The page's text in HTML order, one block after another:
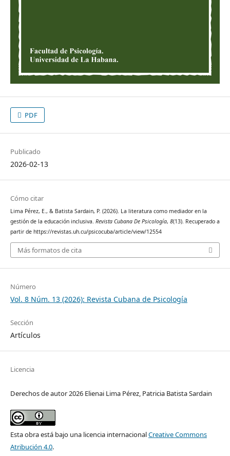
PDF
Publicado
2026-02-13
Cómo citar
Lima Pérez, E., & Batista Sardain, P. (2026). La literatura como mediador en la
gestión de la educación inclusiva. Revista Cubana De Psicología, 8(13). Recuperado a
partir de https://revistas.uh.cu/psicocuba/article/view/12554
Más formatos de cita
Número
Vol. 8 Núm. 13 (2026): Revista Cubana de Psicología
Sección
Artículos
Licencia
Derechos de autor 2026 Elienai Lima Pérez, Patricia Batista Sardain
Esta obra está bajo una licencia internacionalCreative Commons
Atribución 4.0.